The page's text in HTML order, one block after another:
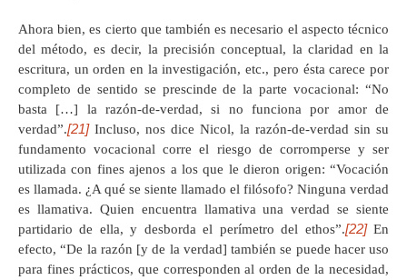
Ahora bien, es cierto que también es necesario el aspecto técnico
del método, es decir, la precisión conceptual, la claridad en la
escritura, un orden en la investigación, etc., pero ésta carece por
completo de sentido se prescinde de la parte vocacional: “No
basta […] la razón-de-verdad, si no funciona por amor de
verdad”.[21]Incluso, nos dice Nicol, la razón-de-verdad sin su
fundamento vocacional corre el riesgo de corromperse y ser
utilizada con fines ajenos a los que le dieron origen: “Vocación
es llamada. ¿A qué se siente llamado el filósofo? Ninguna verdad
es llamativa. Quien encuentra llamativa una verdad se siente
partidario de ella, y desborda el perímetro del ethos”.[22]En
efecto, “De la razón [y de la verdad] también se puede hacer uso
para fines prácticos, que corresponden al orden de la necesidad,